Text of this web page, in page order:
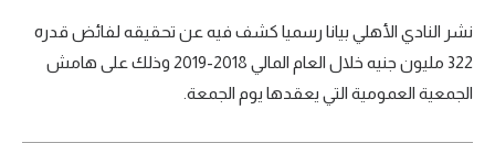
الدوري الإنجليزي الممتاز
الدوري الإسباني
نشر النادي الأهلي بيانا رسميا كشف فيه عن تحقيقه لفائض قدره
322 مليون جنيه خلال العام المالي 2018-2019 وذلك على هامش
الجمعية العمومية التي يعقدها يوم الجمعة.